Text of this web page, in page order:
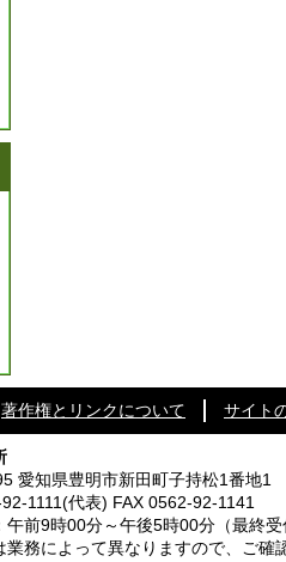
著作権とリンクについて サイト
愛知県豊明市新田町子持松1番地1
1111(代表) FAX 0562-92-1141
午前9時00分～午後5時00分 （最終
って異なりますので、ご確認